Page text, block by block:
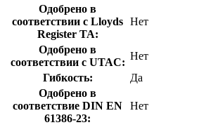
Одобрено в
соответствии с Lloyds
Register TA:
Нет
Одобрено в
соответствии с UTAC:
Нет
Гибкость:
Да
Одобрено в
соответствие DIN EN
61386-23:
Нет